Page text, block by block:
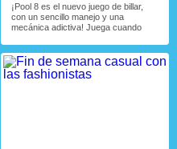
¡Pool 8 es el nuevo juego de billar,
con un sencillo manejo y una
mecánica adictiva! Juega cuando